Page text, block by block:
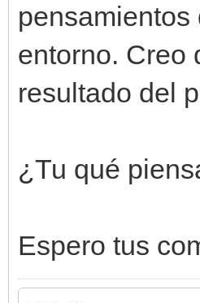
entorno. Creo
resultado del
¿Tu qué
Espero tus